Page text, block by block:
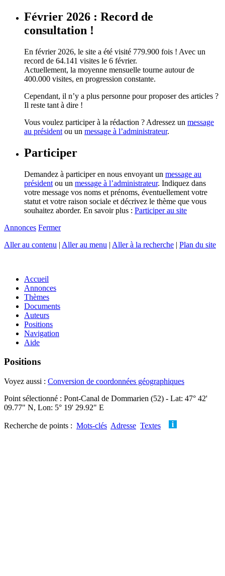
Février 2026 : Record de
consultation !
En février 2026, le site a été visité 779.900 fois ! Avec un
record de 64.141 visites le 6 février.
Actuellement, la moyenne mensuelle tourne autour de
400.000 visites, en progression constante.
Cependant, il n’y a plus personne pour proposer des articles ?
Il reste tant à dire !
Vous voulez participer à la rédaction ? Adressez un message
au président ou un message à l’administrateur.
Participer
Demandez à participer en nous envoyant un message au
président ou un message à l’administrateur. Indiquez dans
votre message vos noms et prénoms, éventuellement votre
statut et votre raison sociale et décrivez le thème que vous
souhaitez aborder. En savoir plus : Participer au site
Annonces Fermer
Aller au contenu | Aller au menu | Aller à la recherche | Plan du site
Accueil
Annonces
Thèmes
Documents
Auteurs
Positions
Navigation
Aide
Positions
Voyez aussi : Conversion de coordonnées géographiques
Point sélectionné : Pont-Canal de Dommarien (52) - Lat: 47° 42'
09.77" N, Lon: 5° 19' 29.92" E
Recherche de points : Mots-clés Adresse Textes